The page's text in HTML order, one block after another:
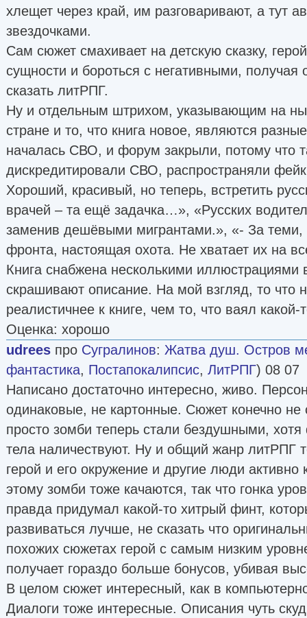
хлещет через край, им разговаривают, а тут
звездочками.
Сам сюжет смахивает на детскую сказку,
сущности и бороться с негативными, получая
сказать литРПГ.
Ну и отдельным штрихом, указывающим на
стране и то, что книга новое, являются
началась СВО, и форум закрыли, потому что
дискредитировали СВО, распространяли
Хороший, красивый, но теперь, встретить
врачей – та ещё задачка…», «Русских
заменив дешёвыми мигрантами.», «- За теми,
фронта, настоящая охота. Не хватает их на
Книга снабжена несколькими иллюстрациями
скрашивают описание. На мой взгляд, то что
реалистичнее к книге, чем то, что ваял какой-
Оценка: хорошо
udrees про Сугралинов: Жатва душ. Остров
фантастика, Постапокалипсис, ЛитРПГ) 08 07
Написано достаточно интересно, живо.
одинаковые, не картонные. Сюжет конечно не
просто зомби теперь стали бездушными,
тела наличествуют. Ну и общий жанр литРПГ
герой и его окружение и другие люди активно
этому зомби тоже качаются, так что гонка
правда придумал какой-то хитрый финт,
развиваться лучше, не сказать что
похожих сюжетах герой с самым низким
получает гораздо больше бонусов, убивая
В целом сюжет интересный, как в
Диалоги тоже интересные. Описания чуть